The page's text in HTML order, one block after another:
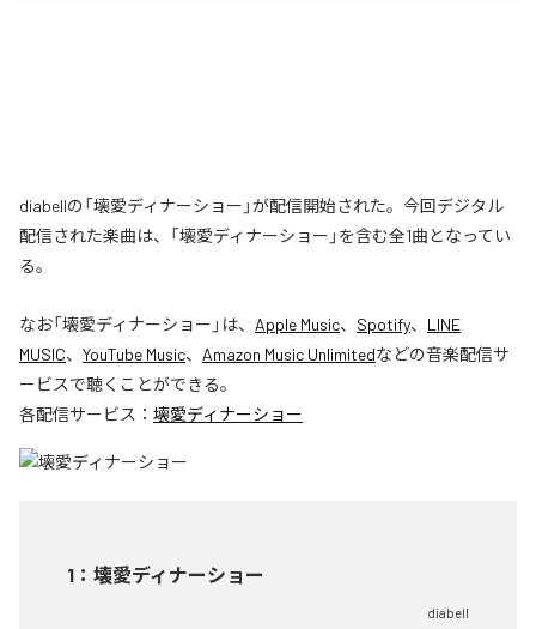
diabellの「壊愛ディナーショー」が配信開始された。今回デジタル
配信された楽曲は、「壊愛ディナーショー」を含む全1曲となってい
る。
なお「壊愛ディナーショー 」は、 Apple Music、 Spotify、 LINE
MUSIC、 YouTube Music、 Amazon Music Unlimitedなどの音楽配信サ
ービスで聴くことができる。
各配信サービス： 壊愛ディナーショー
1 ： 壊愛ディナーショー
diabell